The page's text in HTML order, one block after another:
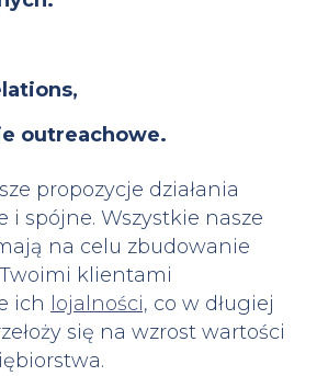
outreachowe.
propozycje działania
i spójne. Wszystkie nasze
na celu zbudowanie
klientami
ich lojalności, co w długiej
się na wzrost wartości